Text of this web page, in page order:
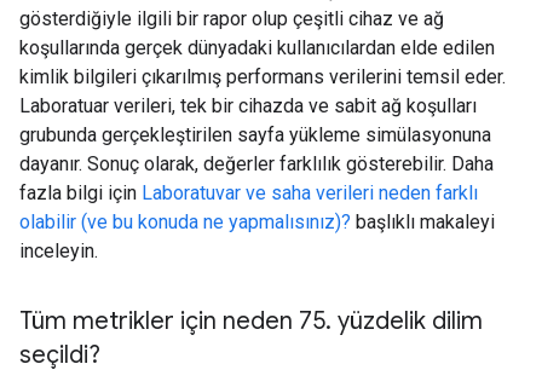
gösterdiğiyle ilgili bir rapor olup çeşitli cihaz ve ağ
koşullarında gerçek dünyadaki kullanıcılardan elde edilen
kimlik bilgileri çıkarılmış performans verilerini temsil eder.
Laboratuar verileri, tek bir cihazda ve sabit ağ koşulları
grubunda gerçekleştirilen sayfa yükleme simülasyonuna
dayanır. Sonuç olarak, değerler farklılık gösterebilir. Daha
fazla bilgi için Laboratuvar ve saha verileri neden farklı
olabilir (ve bu konuda ne yapmalısınız)? başlıklı makaleyi
inceleyin.
Tüm metrikler için neden 75. yüzdelik dilim
seçildi?